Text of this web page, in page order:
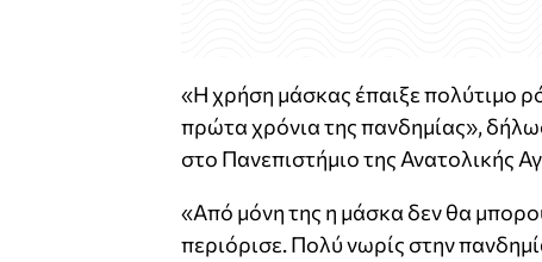
«Η χρήση μάσκας έπαιξε πολύτιμο
πρώτα χρόνια της πανδημίας»,
στο Πανεπιστήμιο της Ανατολικής
«Από μόνη της η μάσκα δεν θα
περιόρισε. Πολύ νωρίς στην